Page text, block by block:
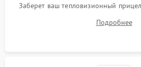
Заберет ваш тепловизионный
Подробнее